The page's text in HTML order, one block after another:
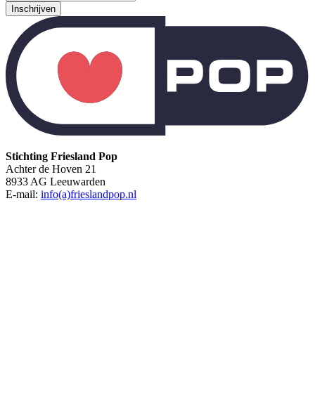
Inschrijven
Stichting Friesland Pop
Achter de Hoven 21
8933 AG Leeuwarden
E-mail: info(a)frieslandpop.nl